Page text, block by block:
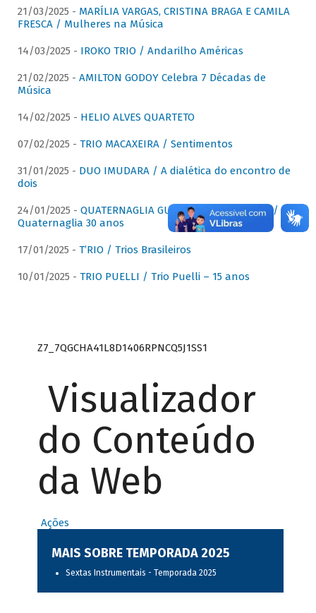
21/03/2025 - MARÍLIA VARGAS, CRISTINA BRAGA E CAMILA
FRESCA / Mulheres na Música
14/03/2025 - IROKO TRIO / Andarilho Américas
21/02/2025 - AMILTON GODOY Celebra 7 Décadas de
Música
14/02/2025 - HELIO ALVES QUARTETO
07/02/2025 - TRIO MACAXEIRA / Sentimentos
31/01/2025 - DUO IMUDARA / A dialética do encontro de
dois
24/01/2025 - QUATERNAGLIA GUITAR QUARTET (QGQ) /
Quaternaglia 30 anos
17/01/2025 - T’RIO / Trios Brasileiros
10/01/2025 - TRIO PUELLI / Trio Puelli – 15 anos
Z7_7QGCHA41L8D1406RPNCQ5J1SS1
Visualizador
do Conteúdo
da Web
Ações
MAIS SOBRE TEMPORADA 2025
Sextas Instrumentais - Temporada 2025